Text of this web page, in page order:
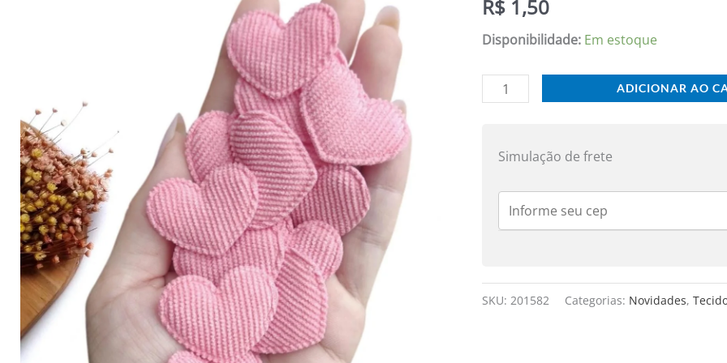
R$ 1,50
Disponibilidade: Em estoque
ROSA
3,5CM
2
UND
ADICIONAR AO
Simulação de frete
SKU: 201582 Categorias: Novidades,